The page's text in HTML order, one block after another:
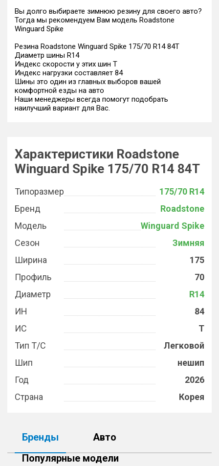
Вы долго выбираете зимнюю резину для своего авто?
Тогда мы рекомендуем Вам модель Roadstone
Winguard Spike
Резина Roadstone Winguard Spike 175/70 R14 84T
Диаметр шины R14
Индекс скорости у этих шин T
Индекс нагрузки составляет 84
Шины это один из главных выборов вашей
комфортной езды на авто
Наши менеджеры всегда помогут подобрать
наилучший вариант для Вас.
Характеристики Roadstone
Winguard Spike 175/70 R14 84T
Типоразмер
175/70 R14
Бренд
Roadstone
Модель
Winguard Spike
Сезон
Зимняя
Ширина
175
Профиль
70
Диаметр
R14
ИН
84
ИС
T
Тип Т/С
Легковой
Шип
нешип
Год
2026
Страна
Корея
Бренды
Авто
Популярные модели